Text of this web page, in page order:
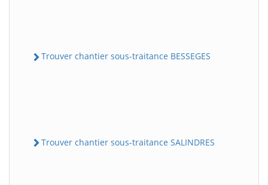
Trouver chantier sous-traitance BESSEGES
Trouver chantier sous-traitance SALINDRES